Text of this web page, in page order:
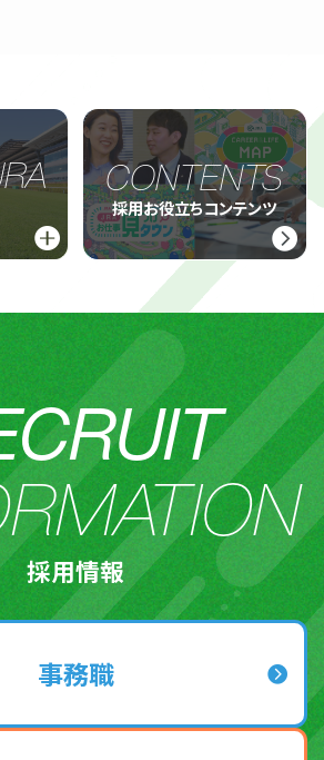
CONTENTS
採用お役立ちコンテンツ
採用情報
事務職